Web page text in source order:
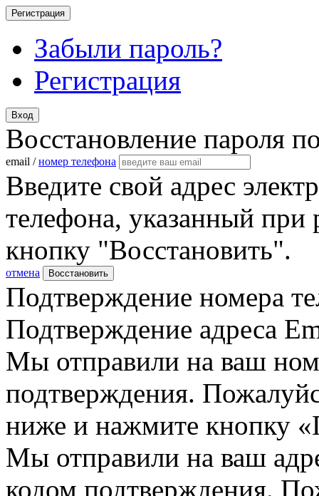
Регистрация
Забыли пароль?
Регистрация
Вход
Восстановление пароля
email /номер телефона
Введите свой адрес
телефона, указанный при
кнопку "Восстановить".
отмена Восстановить
Подтверждение номера
Подтверждение адреса
Мы отправили на ваш
подтверждения.
ниже и нажмите кнопку
Мы отправили на ваш
кодом подтверждения.